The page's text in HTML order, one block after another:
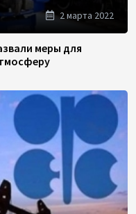
2 марта 2022
меры для